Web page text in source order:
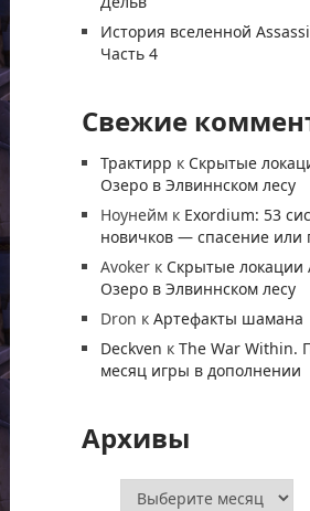
История вселенной
Часть 4
Свежие
Трактирр к Скрытые
Озеро в Элвиннском лесу
Ноунеймк Exordium: 53
новичков — спасение или
Avokerк Скрытые локации
Озеро в Элвиннском лесу
Dron к Артефакты шамана
Deckven к The War Within.
месяц игры в дополнении
Архивы
Архивы